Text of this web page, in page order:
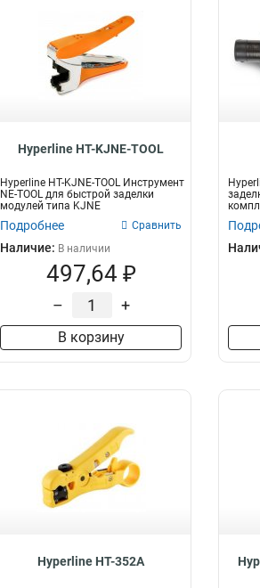
20м 3
2
3
200м 2
150м 2
Hyperline HT-KJNE-TOOL
Hyperline HT-KJNE-TOOL Инструмент
NE-TOOL для быстрой заделки
модулей типа KJNE
Подробнее Сравнить
Наличие: В наличии
497,64 ₽
– +
В корзину
Hyperline HT-352A